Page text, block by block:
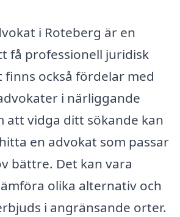
i Roteberg är en
få professionell juridisk
finns också fördelar med
i närliggande
att vidga ditt sökande kan
en advokat som passar
bättre. Det kan vara
olika alternativ och
i angränsande orter.